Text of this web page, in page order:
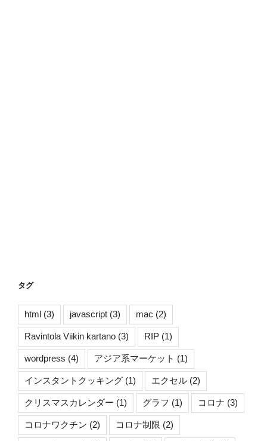
タグ
html (3) javascript (3) mac (2)
Ravintola Viikin kartano (3) RIP (1)
wordpress (4) アジア系マーケット (1)
インスタントクッキング (1) エクセル (2)
クリスマスカレンダー (1) グラフ (1) コロナ (3)
コロナワクチン (2) コロナ制限 (2)